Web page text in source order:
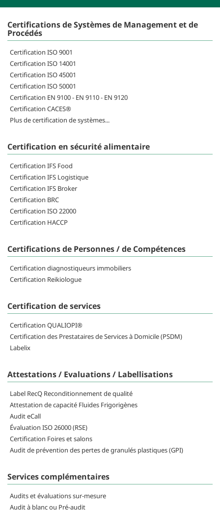
Certifications de Systèmes de Management et de
Procédés
Certification ISO 9001
Certification ISO 14001
Certification ISO 45001
Certification ISO 50001
Certification EN 9100 - EN 9110 - EN 9120
Certification CACES®
Plus de certification de systèmes...
Certification en sécurité alimentaire
Certification IFS Food
Certification IFS Logistique
Certification IFS Broker
Certification BRC
Certification ISO 22000
Certification HACCP
Certifications de Personnes / de Compétences
Certification diagnostiqueurs immobiliers
Certification Reikiologue
Certification de services
Certification QUALIOPI®
Certification des Prestataires de Services à Domicile (PSDM)
Labelix
Attestations / Evaluations / Labellisations
Label RecQ Reconditionnement de qualité
Attestation de capacité Fluides Frigorigènes
Audit eCall
Évaluation ISO 26000 (RSE)
Certification Foires et salons
Audit de prévention des pertes de granulés plastiques (GPI)
Services complémentaires
Audits et évaluations sur-mesure
Audit à blanc ou Pré-audit